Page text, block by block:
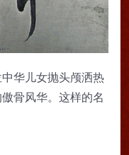
华儿女抛头颅洒热
骨风华。这样的名